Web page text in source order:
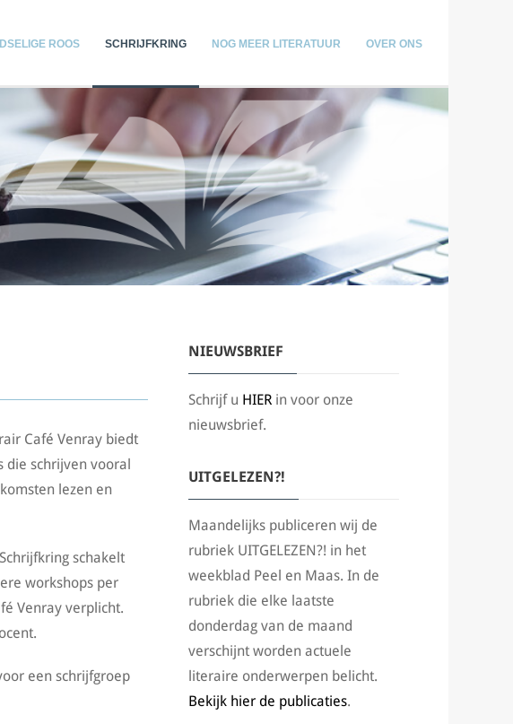
ROOS SCHRIJFKRING NOG MEER LITERATUUR OVER ONS
Café Venray biedt
die schrijven vooral
lezen en
schakelt
workshops per
Venray verplicht.
een schrijfgroep
NIEUWSBRIEF
Schrijf u HIER in voor onze
nieuwsbrief.
UITGELEZEN?!
Maandelijks publiceren wij de
rubriek UITGELEZEN?! in het
weekblad Peel en Maas. In de
rubriek die elke laatste
donderdag van de maand
verschijnt worden actuele
literaire onderwerpen belicht.
Bekijk hier de publicaties.